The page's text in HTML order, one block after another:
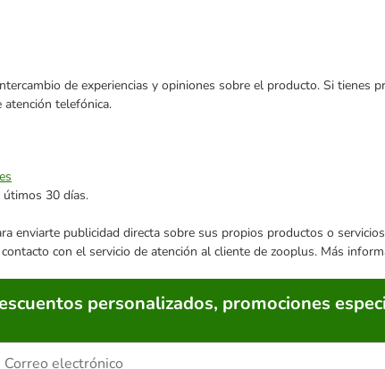
de experiencias y opiniones sobre el producto. Si tienes
telefónica.
30 días.
enviarte publicidad directa sobre sus propios productos o
con el servicio de atención al cliente de zooplus. Más
personalizados, promociones